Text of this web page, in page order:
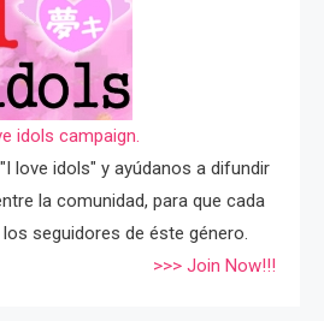
idols campaign.
love idols" y ayúdanos a difundir
la comunidad, para que cada
seguidores de éste género.
>>> Join Now!!!